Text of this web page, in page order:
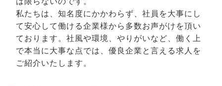
私たちは、知名度にかかわらず、社員を大事にし
て安心して働ける企業様から多数お声がけを頂い
ております。社風や環境、やりがいなど、働く上
で本当に大事な点では、優良企業と言える求人を
ご紹介いたします。